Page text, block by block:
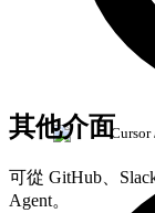
其他介面
可從 GitHub、
Agent。